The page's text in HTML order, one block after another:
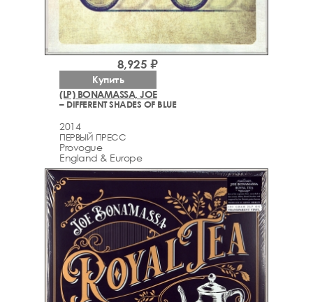
(LP) BONAMASSA, JOE
– DIFFERENT SHADES OF BLUE
2014
ПЕРВЫЙ ПРЕСС
Provogue
England & Europe
8,925 ₽
Купить